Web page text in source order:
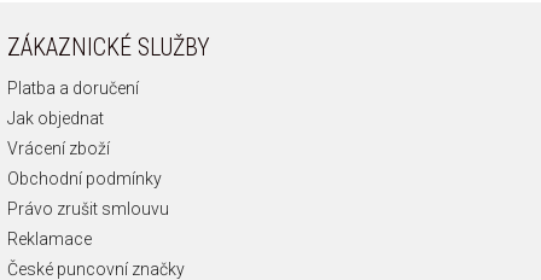
ZÁKAZNICKÉ SLUŽBY
Platba a doručení
Jak objednat
Vrácení zboží
Obchodní podmínky
Právo zrušit smlouvu
Reklamace
České puncovní značky